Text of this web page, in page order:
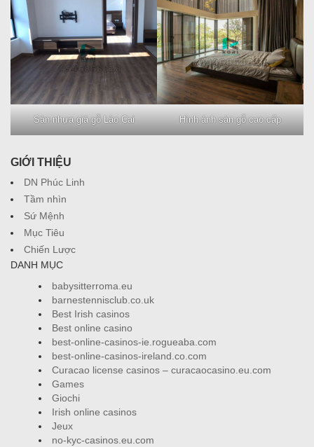
Sàn nhựa giả gỗ Lào Cai Hình ảnh sàn gỗ cao cấp
GIỚI THIỆU
DN Phúc Linh
Tầm nhìn
Sứ Mệnh
Mục Tiêu
Chiến Lược
DANH MỤC
babysitterroma.eu
barnestennisclub.co.uk
Best Irish casinos
Best online casino
best-online-casinos-ie.rogueaba.com
best-online-casinos-ireland.co.com
Curacao license casinos – curacaocasino.eu.com
Games
Giochi
Irish online casinos
Jeux
no-kyc-casinos.eu.com